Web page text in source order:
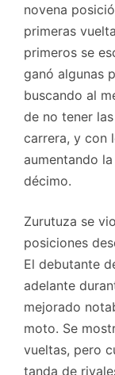
novena
primeras
primeros se
ganó algunas
buscando al
de no tener
carrera, y con
aumentando
décimo.
Zurutuza se
posiciones
El debutante
adelante
mejorado
moto. Se
vueltas, pero
tanda de